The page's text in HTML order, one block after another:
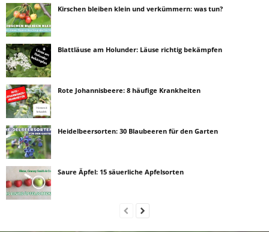
Kirschen bleiben klein und verkümmern: was tun?
Blattläuse am Holunder: Läuse richtig bekämpfen
Rote Johannisbeere: 8 häufige Krankheiten
Heidelbeersorten: 30 Blaubeeren für den Garten
Saure Äpfel: 15 säuerliche Apfelsorten